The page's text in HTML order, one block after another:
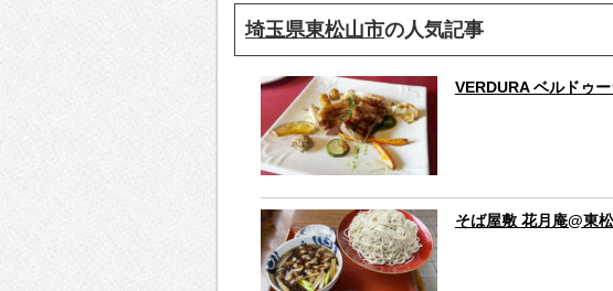
埼玉県東松山市の人気記事
VERDURA ベルドゥ
そば屋敷 花月庵@東